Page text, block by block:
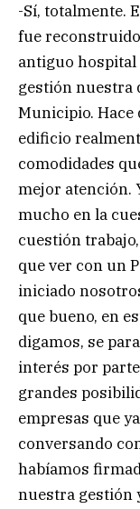
-Sí, totalmente.
fue
antiguo hospital
gestión nuestra
Municipio. Hace
edificio
comodidades
mejor atención.
mucho en la
cuestión
que ver con un
iniciado
que bueno, en
digamos, se
interés por
grandes
empresas que
conversando
habíamos
nuestra gestión